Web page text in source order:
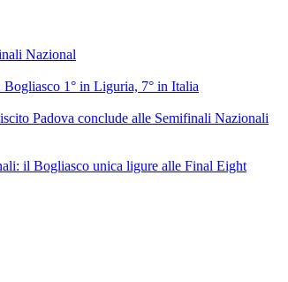
Nazional
1° in Liguria, 7° in Italia
Padova conclude alle Semifinali Nazionali
il Bogliasco unica ligure alle Final Eight